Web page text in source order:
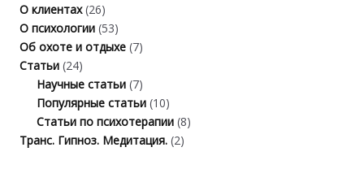
О клиентах(26)
О психологии (53)
Об охоте и отдыхе (7)
Статьи (24)
Научные статьи (7)
Популярные статьи (10)
Статьи по психотерапии (8)
Транс. Гипноз. Медитация. (2)